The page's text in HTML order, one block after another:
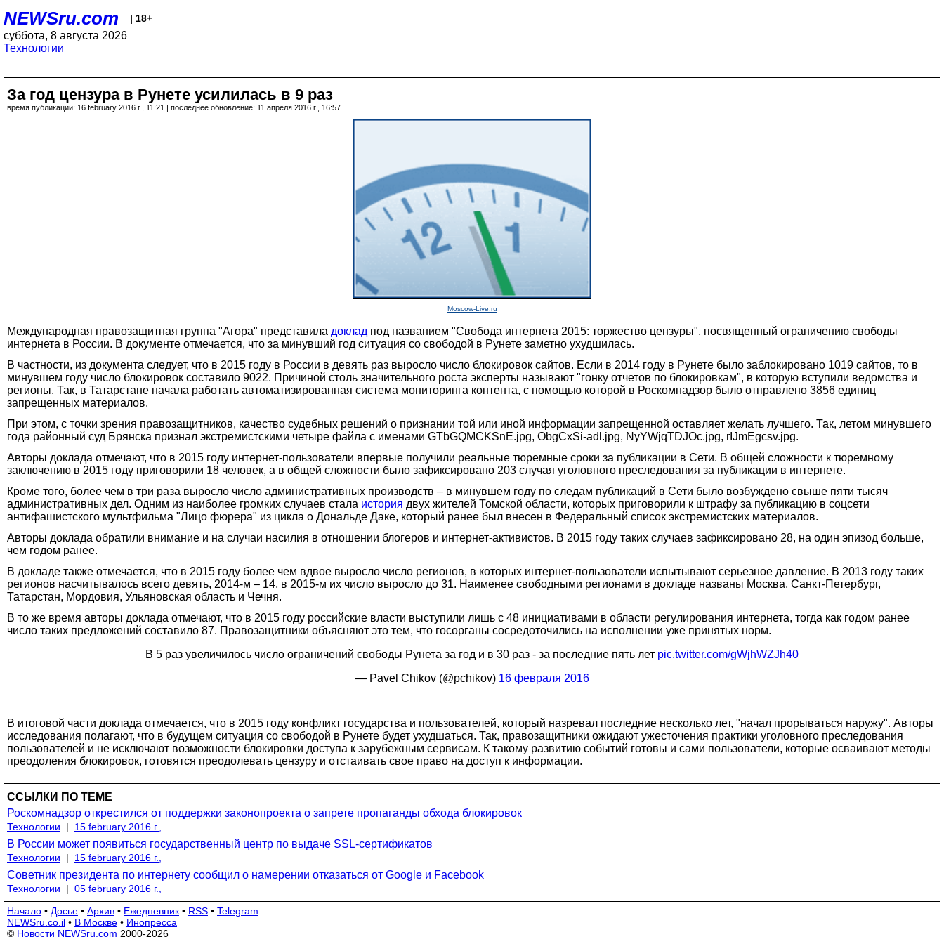
NEWSru.com | 18+
суббота, 8 августа 2026
Технологии
За год цензура в Рунете усилилась в 9 раз
время публикации: 16 february 2016 г., 11:21 | последнее обновление: 11 апреля 2016 г., 16:57
Moscow-Live.ru
Международная правозащитная группа "Агора" представила доклад под названием "Свобода интернета 2015: торжество цензуры", посвященный ограничению свободы
интернета в России. В документе отмечается, что за минувший год ситуация со свободой в Рунете заметно ухудшилась.
В частности, из документа следует, что в 2015 году в России в девять раз выросло число блокировок сайтов. Если в 2014 году в Рунете было заблокировано 1019 сайтов, то в
минувшем году число блокировок составило 9022. Причиной столь значительного роста эксперты называют "гонку отчетов по блокировкам", в которую вступили ведомства и
регионы. Так, в Татарстане начала работать автоматизированная система мониторинга контента, с помощью которой в Роскомнадзор было отправлено 3856 единиц
запрещенных материалов.
При этом, с точки зрения правозащитников, качество судебных решений о признании той или иной информации запрещенной оставляет желать лучшего. Так, летом минувшего
года районный суд Брянска признал экстремистскими четыре файла с именами GTbGQMCKSnE.jpg, ObgCxSi-adl.jpg, NyYWjqTDJOc.jpg, rIJmEgcsv.jpg.
Авторы доклада отмечают, что в 2015 году интернет-пользователи впервые получили реальные тюремные сроки за публикации в Сети. В общей сложности к тюремному
заключению в 2015 году приговорили 18 человек, а в общей сложности было зафиксировано 203 случая уголовного преследования за публикации в интернете.
Кроме того, более чем в три раза выросло число административных производств – в минувшем году по следам публикаций в Сети было возбуждено свыше пяти тысяч
административных дел. Одним из наиболее громких случаев стала история двух жителей Томской области, которых приговорили к штрафу за публикацию в соцсети
антифашистского мультфильма "Лицо фюрера" из цикла о Дональде Даке, который ранее был внесен в Федеральный список экстремистских материалов.
Авторы доклада обратили внимание и на случаи насилия в отношении блогеров и интернет-активистов. В 2015 году таких случаев зафиксировано 28, на один эпизод больше,
чем годом ранее.
В докладе также отмечается, что в 2015 году более чем вдвое выросло число регионов, в которых интернет-пользователи испытывают серьезное давление. В 2013 году таких
регионов насчитывалось всего девять, 2014-м – 14, в 2015-м их число выросло до 31. Наименее свободными регионами в докладе названы Москва, Санкт-Петербург,
Татарстан, Мордовия, Ульяновская область и Чечня.
В то же время авторы доклада отмечают, что в 2015 году российские власти выступили лишь с 48 инициативами в области регулирования интернета, тогда как годом ранее
число таких предложений составило 87. Правозащитники объясняют это тем, что госорганы сосредоточились на исполнении уже принятых норм.
В 5 раз увеличилось число ограничений свободы Рунета за год и в 30 раз - за последние пять лет pic.twitter.com/gWjhWZJh40
— Pavel Chikov (@pchikov) 16 февраля 2016
В итоговой части доклада отмечается, что в 2015 году конфликт государства и пользователей, который назревал последние несколько лет, "начал прорываться наружу". Авторы
исследования полагают, что в будущем ситуация со свободой в Рунете будет ухудшаться. Так, правозащитники ожидают ужесточения практики уголовного преследования
пользователей и не исключают возможности блокировки доступа к зарубежным сервисам. К такому развитию событий готовы и сами пользователи, которые осваивают методы
преодоления блокировок, готовятся преодолевать цензуру и отстаивать свое право на доступ к информации.
ССЫЛКИ ПО ТЕМЕ
Роскомнадзор открестился от поддержки законопроекта о запрете пропаганды обхода блокировок
Технологии | 15 february 2016 г.,
В России может появиться государственный центр по выдаче SSL-сертификатов
Технологии | 15 february 2016 г.,
Советник президента по интернету сообщил о намерении отказаться от Google и Facebook
Технологии | 05 february 2016 г.,
Начало • Досье • Архив • Ежедневник • RSS • Telegram
NEWSru.co.il • В Москве • Инопресса
© Новости NEWSru.com 2000-2026